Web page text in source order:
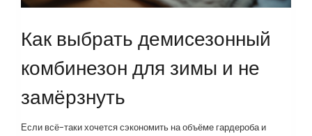
Как выбрать демисезонный
комбинезон для зимы и не
замёрзнуть
Если всё-таки хочется сэкономить на объёме гардероба и